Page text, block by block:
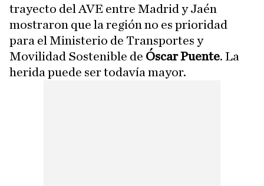
trayecto del AVE entre Madrid y Jaén
mostraron que la región no es prioridad
para el Ministerio de Transportes y
Movilidad Sostenible de Óscar Puente. La
herida puede ser todavía mayor.